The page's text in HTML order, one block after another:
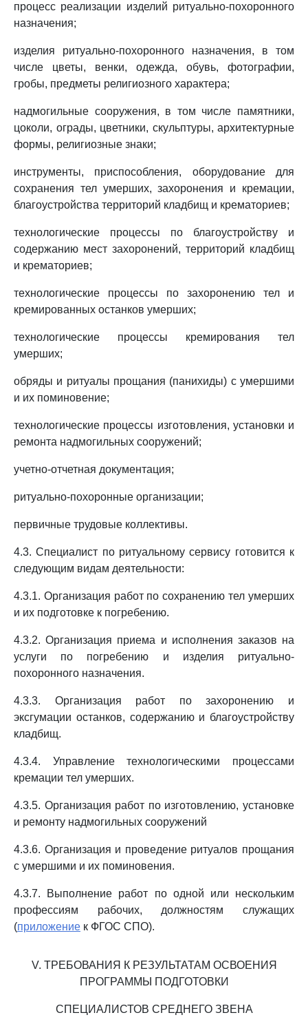
процесс реализации изделий ритуально-похоронного
назначения;
изделия ритуально-похоронного назначения, в том
числе цветы, венки, одежда, обувь, фотографии,
гробы, предметы религиозного характера;
надмогильные сооружения, в том числе памятники,
цоколи, ограды, цветники, скульптуры, архитектурные
формы, религиозные знаки;
инструменты, приспособления, оборудование для
сохранения тел умерших, захоронения и кремации,
благоустройства территорий кладбищ и крематориев;
технологические процессы по благоустройству и
содержанию мест захоронений, территорий кладбищ
и крематориев;
технологические процессы по захоронению тел и
кремированных останков умерших;
технологические процессы кремирования тел
умерших;
обряды и ритуалы прощания (панихиды) с умершими
и их поминовение;
технологические процессы изготовления, установки и
ремонта надмогильных сооружений;
учетно-отчетная документация;
ритуально-похоронные организации;
первичные трудовые коллективы.
4.3. Специалист по ритуальному сервису готовится к
следующим видам деятельности:
4.3.1. Организация работ по сохранению тел умерших
и их подготовке к погребению.
4.3.2. Организация приема и исполнения заказов на
услуги по погребению и изделия ритуально-
похоронного назначения.
4.3.3. Организация работ по захоронению и
эксгумации останков, содержанию и благоустройству
кладбищ.
4.3.4. Управление технологическими процессами
кремации тел умерших.
4.3.5. Организация работ по изготовлению, установке
и ремонту надмогильных сооружений
4.3.6. Организация и проведение ритуалов прощания
с умершими и их поминовения.
4.3.7. Выполнение работ по одной или нескольким
профессиям рабочих, должностям служащих
(приложение к ФГОС СПО).
V. ТРЕБОВАНИЯ К РЕЗУЛЬТАТАМ ОСВОЕНИЯ
ПРОГРАММЫ ПОДГОТОВКИ
СПЕЦИАЛИСТОВ СРЕДНЕГО ЗВЕНА